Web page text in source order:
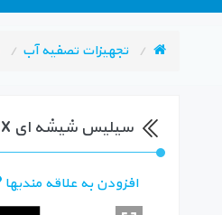
تجهیزات تصفیه آب
سیلیس شیشه ای SIMOREX
افزودن به علاقه مندیها